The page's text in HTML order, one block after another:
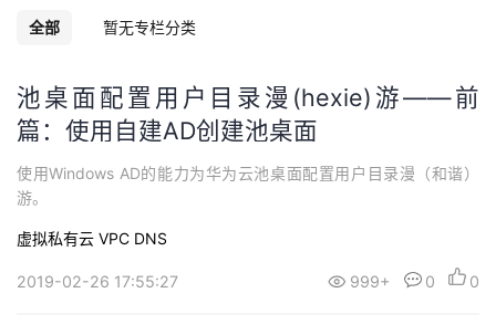
发
者
学
堂
我
Programs
的
支
持
我
的
技
我
的
全部 暂无专栏分类
池桌面配置用户目录漫(hexie)游——前
篇：使用自建AD创建池桌面
使用Windows AD的能力为华为云池桌面配置用户目录漫（和谐）
游。
虚拟私有云 VPC DNS
2019-02-26 17:55:27 999+ 0 0